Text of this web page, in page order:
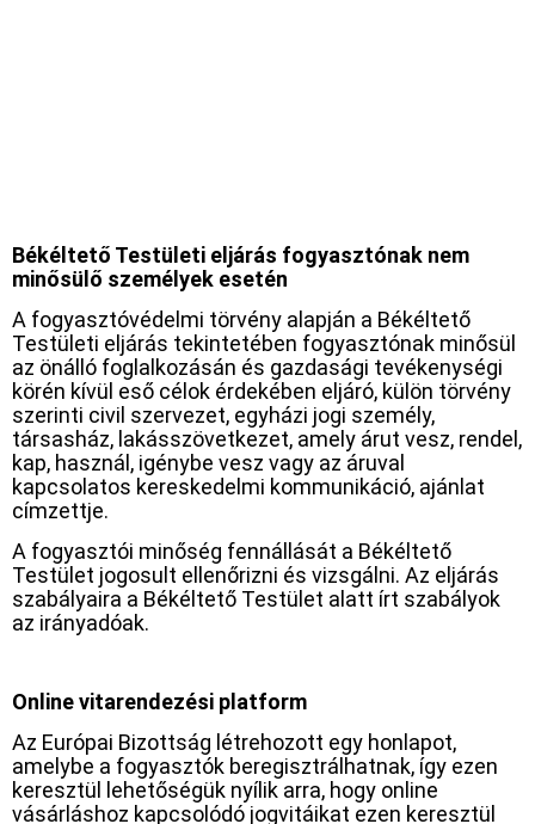
Békéltető Testületi eljárás fogyasztónak nem
minősülő személyek esetén
A fogyasztóvédelmi törvény alapján a Békéltető
Testületi eljárás tekintetében fogyasztónak minősül
az önálló foglalkozásán és gazdasági tevékenységi
körén kívül eső célok érdekében eljáró, külön törvény
szerinti civil szervezet, egyházi jogi személy,
társasház, lakásszövetkezet, amely árut vesz, rendel,
kap, használ, igénybe vesz vagy az áruval
kapcsolatos kereskedelmi kommunikáció, ajánlat
címzettje.
A fogyasztói minőség fennállását a Békéltető
Testület jogosult ellenőrizni és vizsgálni. Az eljárás
szabályaira a Békéltető Testület alatt írt szabályok
az irányadóak.
Online vitarendezési platform
Az Európai Bizottság létrehozott egy honlapot,
amelybe a fogyasztók beregisztrálhatnak, így ezen
keresztül lehetőségük nyílik arra, hogy online
vásárláshoz kapcsolódó jogvitáikat ezen keresztül